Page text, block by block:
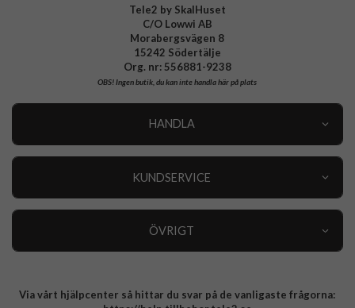
Tele2 by SkalHuset
C/O Lowwi AB
Morabergsvägen 8
15242 Södertälje
Org. nr: 556881-9238
OBS!Ingen butik, du kan inte handla här på plats
HANDLA
KUNDSERVICE
ÖVRIGT
Integritetspolicy
Via vårt hjälpcenter så hittar du svar på de vanligaste frågorna: